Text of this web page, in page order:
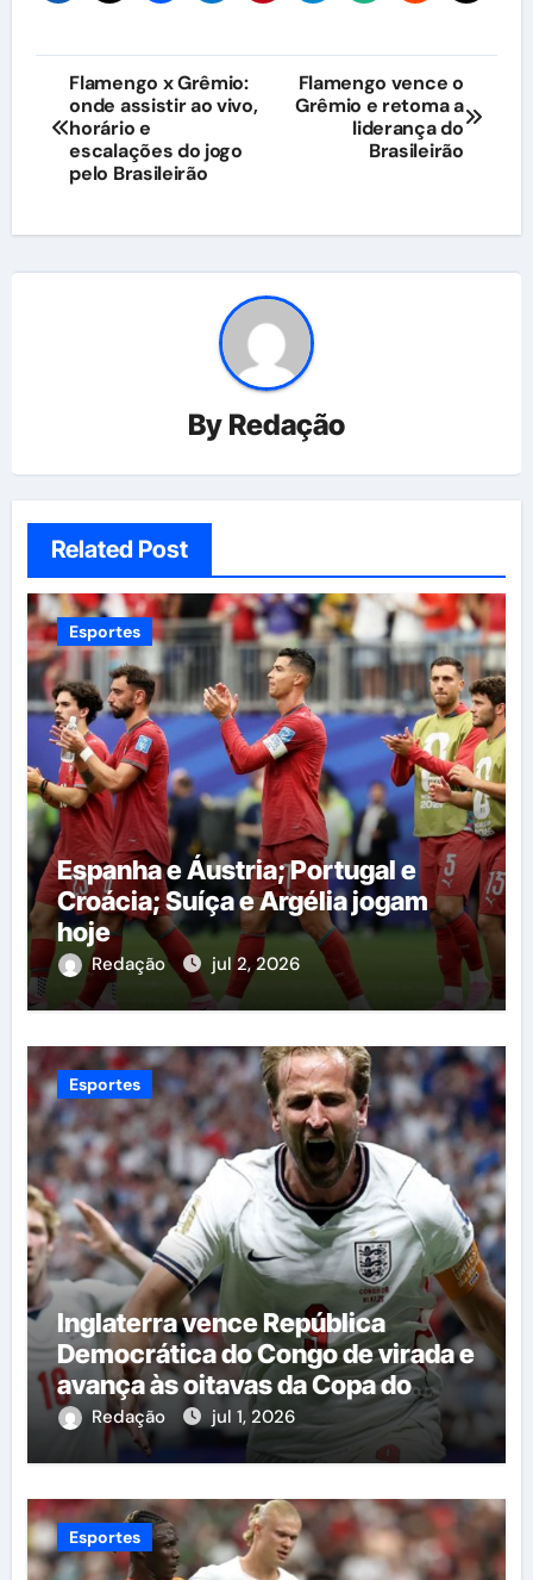
Navegação
de
Post
Flamengo x Grêmio:
onde assistir ao vivo,
horário e
escalações do jogo
pelo Brasileirão
Flamengo vence o
Grêmio e retoma a
liderança do
Brasileirão
By Redação
Related Post
Esportes
Espanha e Áustria; Portugal e
Croácia; Suíça e Argélia jogam
hoje
Redação jul 2, 2026
Esportes
Inglaterra vence República
Democrática do Congo de virada e
avança às oitavas da Copa do
Mundo
Redação jul 1, 2026
Esportes